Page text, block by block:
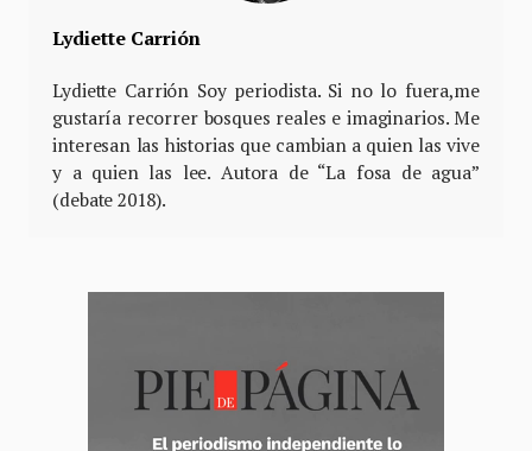
Lydiette Carrión
Lydiette Carrión Soy periodista. Si no lo fuera,me
gustaría recorrer bosques reales e imaginarios. Me
interesan las historias que cambian a quien las vive
y a quien las lee. Autora de “La fosa de agua”
(debate 2018).